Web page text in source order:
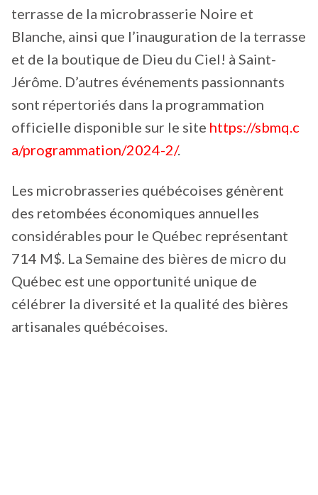
terrasse de la microbrasserie Noire et
Blanche, ainsi que l’inauguration de la terrasse
et de la boutique de Dieu du Ciel! à Saint-
Jérôme. D’autres événements passionnants
sont répertoriés dans la programmation
officielle disponible sur le site https://sbmq.c
a/programmation/2024-2/.
Les microbrasseries québécoises génèrent
des retombées économiques annuelles
considérables pour le Québec représentant
714 M$. La Semaine des bières de micro du
Québec est une opportunité unique de
célébrer la diversité et la qualité des bières
artisanales québécoises.